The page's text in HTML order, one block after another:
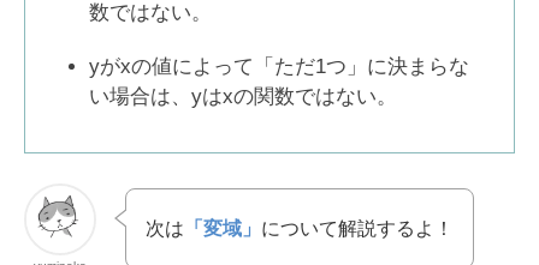
数ではない。
yがxの値によって「ただ1つ」に決まらな
い場合は、yはxの関数ではない。
次は 「変域」 について解説するよ！